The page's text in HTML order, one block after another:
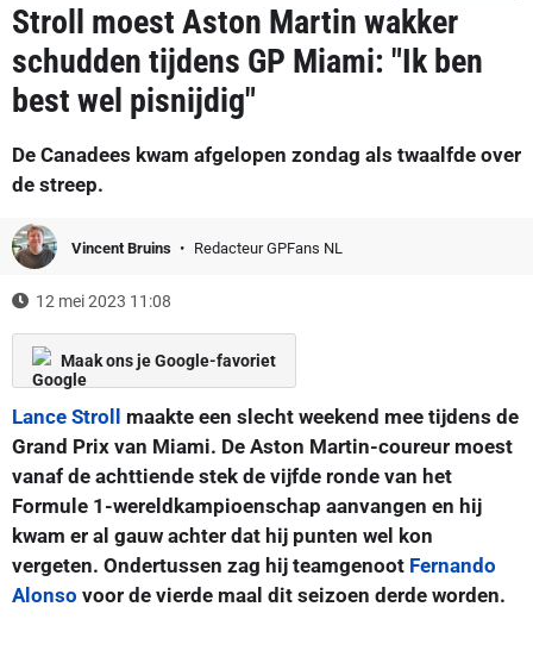
Stroll moest Aston Martin wakker
schudden tijdens GP Miami: "Ik ben
best wel pisnijdig"
De Canadees kwam afgelopen zondag als twaalfde over
de streep.
Vincent Bruins Redacteur GPFans NL
12 mei 2023 11:08
Maak ons je Google-favoriet
Lance Stroll maakte een slecht weekend mee tijdens de
Grand Prix van Miami. De Aston Martin-coureur moest
vanaf de achttiende stek de vijfde ronde van het
Formule 1-wereldkampioenschap aanvangen en hij
kwam er al gauw achter dat hij punten wel kon
vergeten. Ondertussen zag hij teamgenoot Fernando
Alonso voor de vierde maal dit seizoen derde worden.